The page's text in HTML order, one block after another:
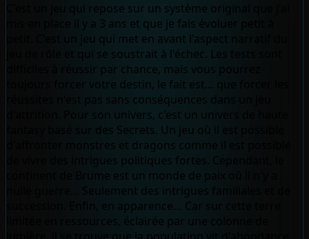
C'est un jeu qui repose sur un système original que j'ai
mis en place il y a 3 ans et que je fais évoluer petit à
petit. C'est un jeu qui met en avant l'aspect narratif du
jeu de rôle et qui se soustrait à l'échec. Les tests sont
difficiles à réussir par chance, mais vous pourrez
toujours forcer votre destin, le fait est… que forcer les
réussites n'est pas sans conséquences dans un jeu
d'attrition. Pour son univers, c'est un univers de haute
fantasy basé sur des Secrets. Un jeu où il est possible
d'affronter monstres et dragons comme il est possible
de vivre des intrigues politiques fortes. Cependant, le
continent de Brume est un monde de paix où il n'y a
nulle guerre… Seulement des intrigues familiales et de
succession. Enfin, en apparence… Car sur cette terre